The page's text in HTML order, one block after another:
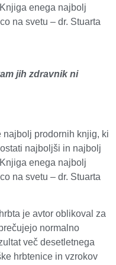
enega najbolj
na svetu – dr. Stuarta
jih zdravnik ni
najbolj prodornih knjig, ki
najboljši in najbolj
enega najbolj
na svetu – dr. Stuarta
je avtor oblikoval za
normalno
več desetletnega
hrbtenice in vzrokov